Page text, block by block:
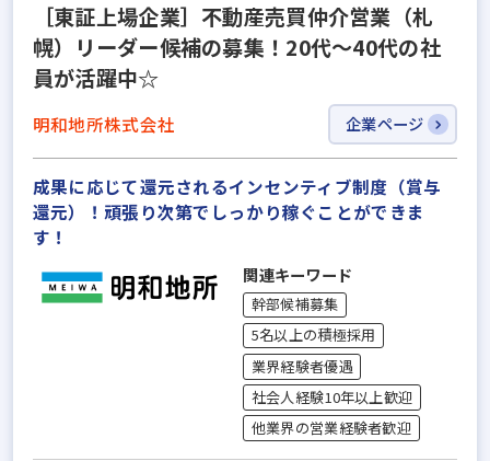
［東証上場企業］不動産売買仲介営業（札
幌）リーダー候補の募集！20代～40代の社
員が活躍中☆
明和地所株式会社 企業ページ
成果に応じて還元されるインセンティブ制度（賞与
還元）！頑張り次第でしっかり稼ぐことができま
す！
関連キーワード
幹部候補募集
5名以上の積極採用
業界経験者優遇
社会人経験10年以上歓迎
他業界の営業経験者歓迎